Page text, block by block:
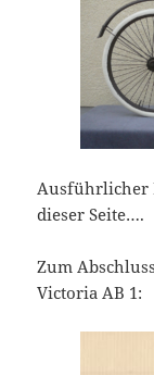
Ausführlicher
dieser Seite….
Zum
Victoria AB 1: